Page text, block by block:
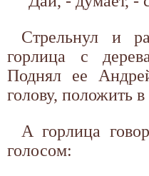
Стрельнул и
горлица с
Поднял ее
голову, положить
А горлица
голосом: